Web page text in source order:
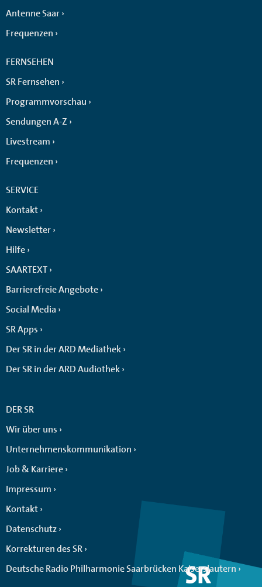
Antenne Saar
Frequenzen
FERNSEHEN
SR Fernsehen
Programmvorschau
Sendungen A-Z
Livestream
Frequenzen
SERVICE
Kontakt
Newsletter
Hilfe
SAARTEXT
Barrierefreie Angebote
Social Media
SR Apps
Der SR in der ARD Mediathek
Der SR in der ARD Audiothek
DER SR
Wir über uns
Unternehmenskommunikation
Job & Karriere
Impressum
Kontakt
Datenschutz
Korrekturen des SR
Deutsche Radio Philharmonie Saarbrücken Kaiserslautern